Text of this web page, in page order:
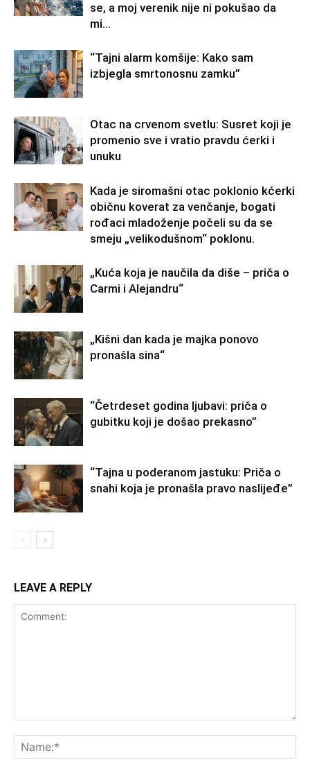
se, a moj verenik nije ni pokušao da
mi...
“Tajni alarm komšije: Kako sam
izbjegla smrtonosnu zamku”
Otac na crvenom svetlu: Susret koji je
promenio sve i vratio pravdu ćerki i
unuku
Kada je siromašni otac poklonio kćerki
običnu koverat za venčanje, bogati
rođaci mladoženje počeli su da se
smeju „velikodušnom“ poklonu.
„Kuća koja je naučila da diše – priča o
Carmi i Alejandru“
„Kišni dan kada je majka ponovo
pronašla sina“
“Četrdeset godina ljubavi: priča o
gubitku koji je došao prekasno”
“Tajna u poderanom jastuku: Priča o
snahi koja je pronašla pravo naslijeđe”
LEAVE A REPLY